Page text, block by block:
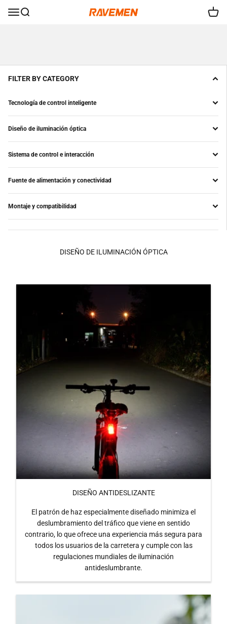
MenúBuscar RAVEMEN
FILTER BY CATEGORY
Tecnología de control inteligente
Diseño de iluminación óptica
Sistema de control e interacción
Fuente de alimentación y conectividad
Montaje y compatibilidad
DISEÑO ANTIDESLIZANTE
El patrón de haz especialmente diseñado minimiza el
deslumbramiento del tráfico que viene en sentido
contrario, lo que ofrece una experiencia más segura para
todos los usuarios de la carretera y cumple con las
regulaciones mundiales de iluminación
antideslumbrante.